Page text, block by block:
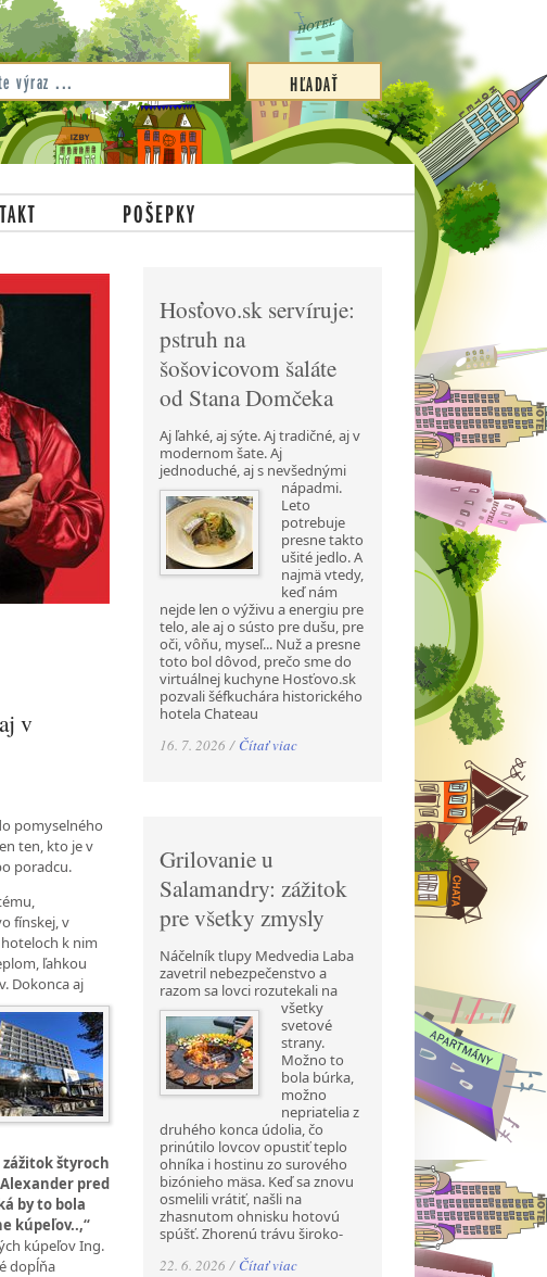
POŠEPKY
v
pomyselného
ten, kto je v
poradcu.
fínskej, v
k nim
ľahkou
Dokonca aj
štyroch
pred
by to bola
kúpeľov..,“
kúpeľov Ing.
dopĺňa
Hosťovo.sk servíruje:
pstruh na
šošovicovom šaláte
od Stana Domčeka
Aj ľahké, aj sýte. Aj tradičné, aj v
modernom šate. Aj
jednoduché, aj s nevšednými
nápadmi.
Leto
potrebuje
presne takto
ušité jedlo. A
najmä vtedy,
keď nám
nejde len o výživu a energiu pre
telo, ale aj o sústo pre dušu, pre
oči, vôňu, myseľ... Nuž a presne
toto bol dôvod, prečo sme do
virtuálnej kuchyne Hosťovo.sk
pozvali šéfkuchára historického
hotela Chateau
16. 7. 2026 / Čítať viac
Grilovanie u
Salamandry: zážitok
pre všetky zmysly
Náčelník tlupy Medvedia Laba
zavetril nebezpečenstvo a
razom sa lovci rozutekali na
všetky
svetové
strany.
Možno to
bola búrka,
možno
nepriatelia z
druhého konca údolia, čo
prinútilo lovcov opustiť teplo
ohníka i hostinu zo surového
bizónieho mäsa. Keď sa znovu
osmelili vrátiť, našli na
zhasnutom ohnisku hotovú
spúšť. Zhorenú trávu široko-
22. 6. 2026 / Čítať viac